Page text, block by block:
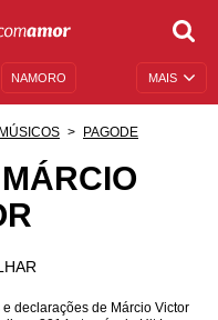
MAIS
NAMORO
DESCULPAS
ANIVERSÁRIO
MÚSICOS PAGODE
declarações de Márcio Victor